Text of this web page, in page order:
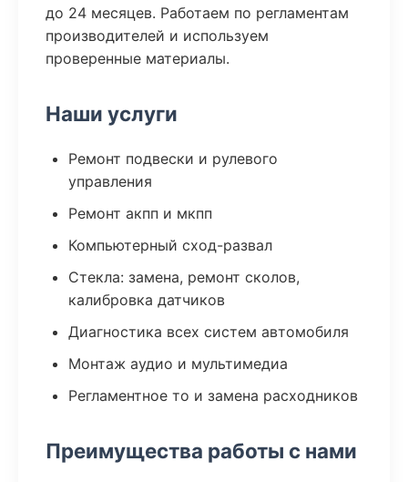
до 24 месяцев. Работаем по регламентам
производителей и используем
проверенные материалы.
Наши услуги
Ремонт подвески и рулевого
управления
Ремонт акпп и мкпп
Компьютерный сход-развал
Стекла: замена, ремонт сколов,
калибровка датчиков
Диагностика всех систем автомобиля
Монтаж аудио и мультимедиа
Регламентное то и замена расходников
Преимущества работы с нами